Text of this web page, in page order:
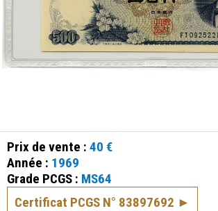
Prix de vente : 40 €
Année : 1969
Grade PCGS : MS64
Certificat PCGS N° 83897692